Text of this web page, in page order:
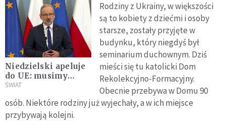
Niedzielski apeluje
do UE: musimy
utworzyć wspólny
finansowania
leczenia uchodźców
ŚWIAT
Rodziny z Ukrainy, w większości
są to kobiety z dziećmi i osoby
starsze, zostały przyjęte w
budynku, który niegdyś był
seminarium duchownym. Dziś
mieści się tu katolicki Dom
Rekolekcyjno-Formacyjny.
Obecnie przebywa w Domu 90
osób. Niektóre rodziny już wyjechały, a w ich miejsce
przybywają kolejni.